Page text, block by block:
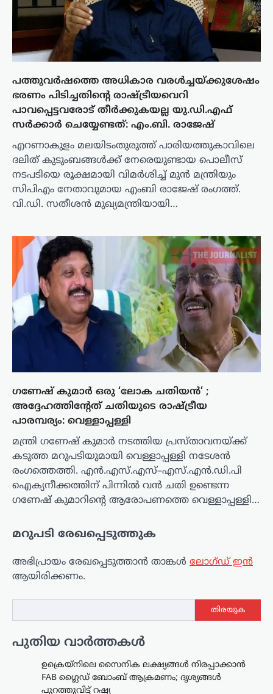
പത്തുവർഷത്തെ അധികാര വരൾച്ചയ്ക്കുശേഷം
ഭരണം പിടിച്ചതിന്റെ രാഷ്ട്രീയവെറി
പാവപ്പെട്ടവരോട് തീർക്കുകയല്ല യു.ഡി.എഫ്
സർക്കാർ ചെയ്യേണ്ടത്: എം.ബി. രാജേഷ്
എറണാകുളം മലയിടംതുരുത്ത് പാരിയത്തുകാവിലെ
ദലിത് കുടുംബങ്ങൾക്ക് നേരെയുണ്ടായ പൊലീസ്
നടപടിയെ രൂക്ഷമായി വിമർശിച്ച് മുൻ മന്ത്രിയും
സിപിഎം നേതാവുമായ എംബി രാജേഷ് രംഗത്ത്.
വി.ഡി. സതീശൻ മുഖ്യമന്ത്രിയായി…
ഗണേഷ് കുമാർ ഒരു ‘ലോക ചതിയൻ’ ;
അദ്ദേഹത്തിന്റേത് ചതിയുടെ രാഷ്ട്രീയ
പാരമ്പര്യം: വെള്ളാപ്പള്ളി
മന്ത്രി ഗണേഷ് കുമാർ നടത്തിയ പ്രസ്താവനയ്ക്ക്
കടുത്ത മറുപടിയുമായി വെള്ളാപ്പള്ളി നടേശൻ
രംഗത്തെത്തി. എൻ.എസ്.എസ്–എസ്.എൻ.ഡി.പി
ഐക്യനീക്കത്തിന് പിന്നിൽ വൻ ചതി ഉണ്ടെന്ന
ഗണേഷ് കുമാറിന്റെ ആരോപണത്തെ വെള്ളാപ്പള്ളി…
മറുപടി രേഖപ്പെടുത്തുക
അഭിപ്രായം രേഖപ്പെടുത്താ‍ൻ താങ്കൾ ലോഗ്ഡ് ഇൻ
ആയിരിക്കണം.
തിരയുക
പുതിയ വാർത്തകൾ
ഉക്രെയ്നിലെ സൈനിക ലക്ഷ്യങ്ങൾ നിരപ്പാക്കാൻ
FAB ഗ്ലൈഡ് ബോംബ് ആക്രമണം; ദൃശ്യങ്ങൾ
പുറത്തുവിട്ട് റഷ്യ